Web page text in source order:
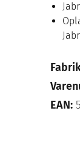
EAN: